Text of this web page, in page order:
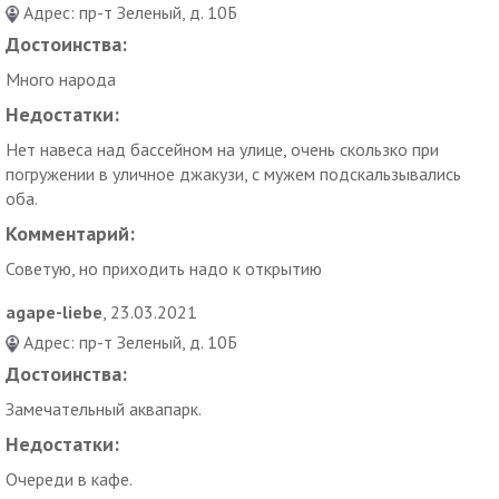
Банный комплекс в «Карибии».
Где еще так хорошо снимается стресс на раз-два, как не в
банном комплексе! Купить купон и почувствовать себя на
СПА-курорте не только летом предлагает парк «Karibiya».
Здесь всегда есть возможности снять усталость и зарядиться
энергией для будущих свершений в банях, среди которых:
Русская традиционная со свежими березовыми вениками –
отличный вариант для тех, кто любит хорошо попариться;
восстанавливающим силы расслабляющим массажем;
Японская баня: необычная парная с оригинальными
церемониями и этикетом;
Калдариум: максимальная степень релаксации.
Заключительным моментом после посещения парной станет
закаливающая холодная купель: прилив сил и бодрости.
Адрес: пр-т Зеленый, д. 10Б
Достоинства:
Много народа
Недостатки:
Нет навеса над бассейном на улице, очень скользко при
погружении в уличное джакузи, с мужем подскальзывались
оба.
Комментарий:
Советую, но приходить надо к открытию
agape-liebe , 23.03.2021
Адрес: пр-т Зеленый, д. 10Б
Достоинства:
Замечательный аквапарк.
Недостатки:
Очереди в кафе.